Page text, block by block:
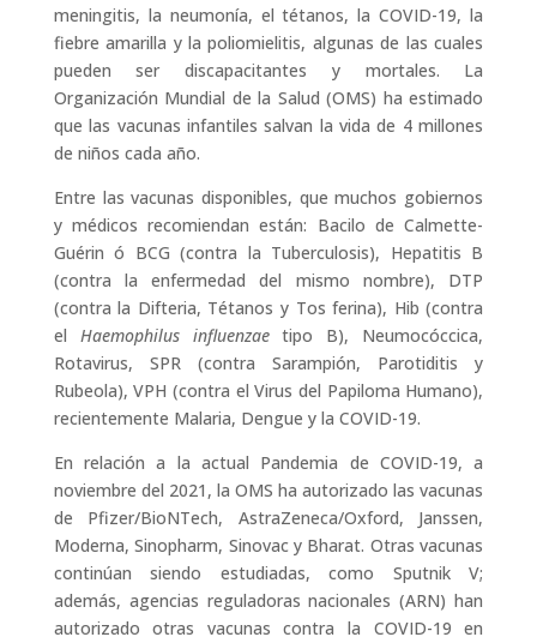
meningitis, la neumonía, el tétanos, la COVID-19, la
fiebre amarilla y la poliomielitis, algunas de las cuales
pueden ser discapacitantes y mortales. La
Organización Mundial de la Salud (OMS) ha estimado
que las vacunas infantiles salvan la vida de 4 millones
de niños cada año.
Entre las vacunas disponibles, que muchos gobiernos
y médicos recomiendan están: Bacilo de Calmette-
Guérin ó BCG (contra la Tuberculosis), Hepatitis B
(contra la enfermedad del mismo nombre), DTP
(contra la Difteria, Tétanos y Tos ferina), Hib (contra
el Haemophilus influenzaetipo B), Neumocóccica,
Rotavirus, SPR (contra Sarampión, Parotiditis y
Rubeola), VPH (contra el Virus del Papiloma Humano),
recientemente Malaria, Dengue y la COVID-19.
En relación a la actual Pandemia de COVID-19, a
noviembre del 2021, la OMS ha autorizado las vacunas
de Pfizer/BioNTech, AstraZeneca/Oxford, Janssen,
Moderna, Sinopharm, Sinovac y Bharat. Otras vacunas
continúan siendo estudiadas, como Sputnik V;
además, agencias reguladoras nacionales (ARN) han
autorizado otras vacunas contra la COVID-19 en